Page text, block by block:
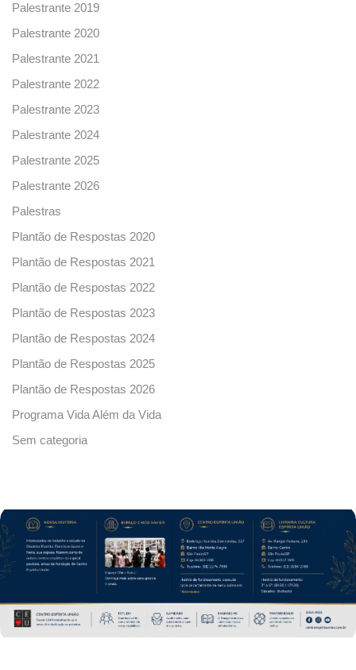
Palestrante 2019
Palestrante 2020
Palestrante 2021
Palestrante 2022
Palestrante 2023
Palestrante 2024
Palestrante 2025
Palestrante 2026
Palestras
Plantão de Respostas 2020
Plantão de Respostas 2021
Plantão de Respostas 2022
Plantão de Respostas 2023
Plantão de Respostas 2024
Plantão de Respostas 2025
Plantão de Respostas 2026
Programa Vida Além da Vida
Sem categoria